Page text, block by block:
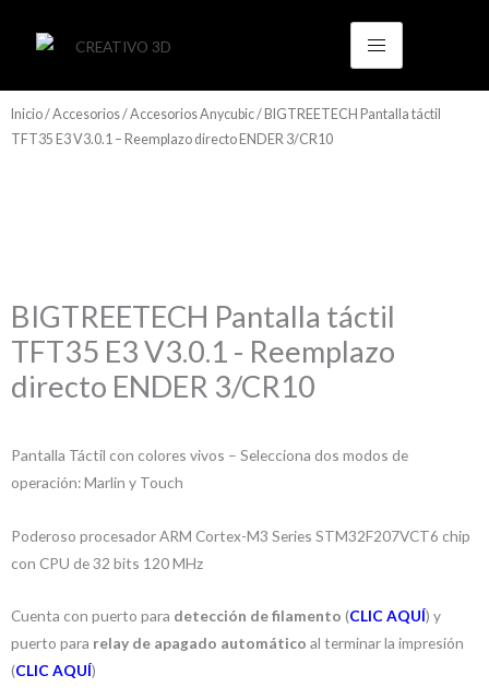
Inicio/Accesorios/Accesorios Anycubic/ BIGTREETECH Pantalla táctil
TFT35 E3 V3.0.1 – Reemplazo directo ENDER 3/CR10
BIGTREETECH Pantalla táctil
TFT35 E3 V3.0.1 - Reemplazo
directo ENDER 3/CR10
Pantalla Táctil con colores vivos – Selecciona dos modos de
operación: Marlin y Touch
Poderoso procesador ARM Cortex-M3 Series STM32F207VCT6 chip
con CPU de 32 bits 120 MHz
Cuenta con puerto para detección de filamento (CLIC AQUÍ) y
puerto para relay de apagado automático al terminar la impresión
(CLIC AQUÍ)